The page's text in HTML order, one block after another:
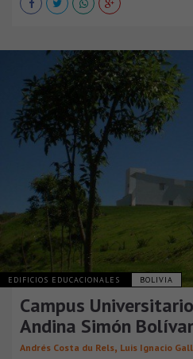
EDIFICIOS EDUCACIONALES BOLIVIA
Campus
Andina Simón Bolívar
Andrés Costa du Rels, Luis Ignacio